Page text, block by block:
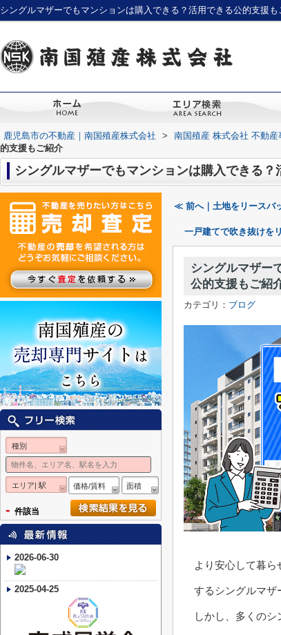
シングルマザーでもマンションは購入できる？活用できる公的支援
鹿児島市の不動産｜南国殖産株式会社 > 南国殖産 株式会社 不動
的支援もご紹介
シングルマザーでもマンションは購入できる
≪ 前へ｜土地をリースバ
一戸建てで吹き抜けを
シングルマザー
公的支援もご紹
カテゴリ： ブログ
より安心して暮
するシングルマザ
しかし、多くの
種別
エリア| 駅 価格/賃料 面積
- 件該当
2026-06-30
2025-04-25